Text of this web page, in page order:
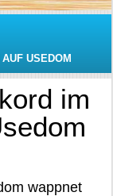
USEDOM
im
wappnet